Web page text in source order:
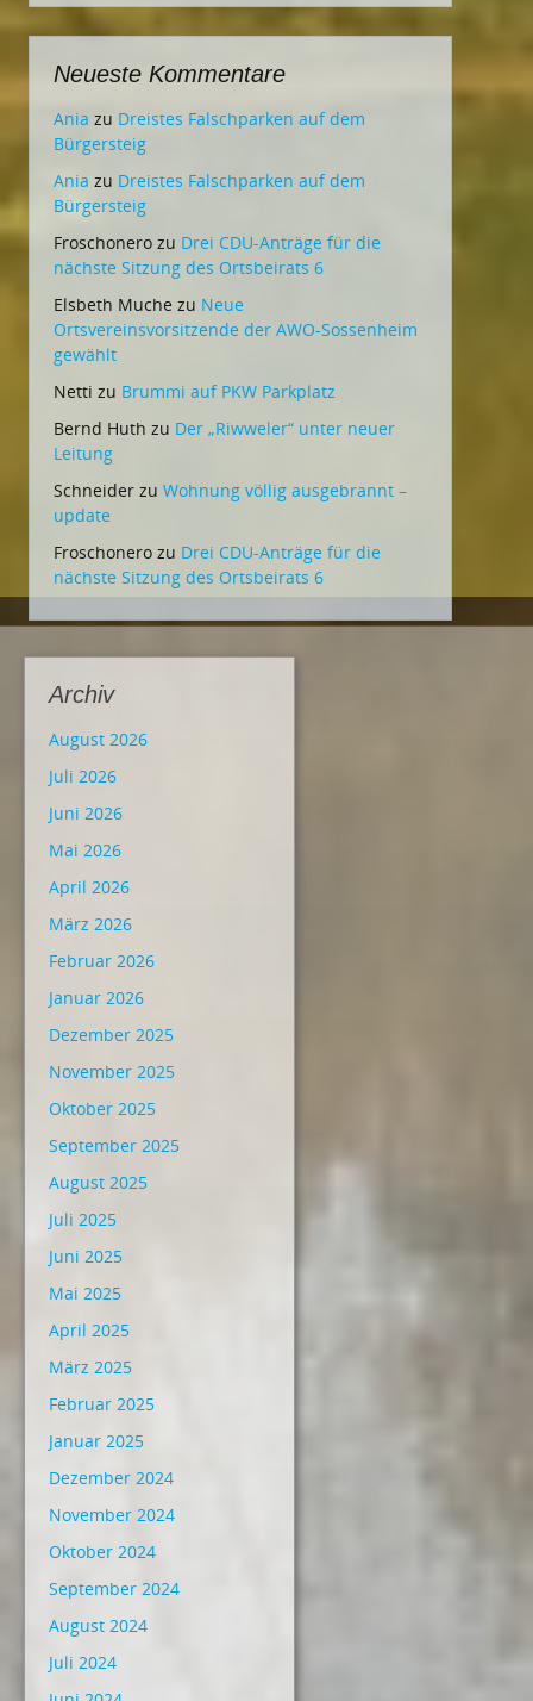
Neueste Kommentare
Ania zu Dreistes Falschparken auf dem
Bürgersteig
Ania zu Dreistes Falschparken auf dem
Bürgersteig
Froschonero zu Drei CDU-Anträge für die
nächste Sitzung des Ortsbeirats 6
Elsbeth Muche zu Neue
Ortsvereinsvorsitzende der AWO-Sossenheim
gewählt
Netti zu Brummi auf PKW Parkplatz
Bernd Huth zu Der „Riwweler“ unter neuer
Leitung
Schneider zu Wohnung völlig ausgebrannt –
update
Froschonero zu Drei CDU-Anträge für die
nächste Sitzung des Ortsbeirats 6
Archiv
August 2026
Juli 2026
Juni 2026
Mai 2026
April 2026
März 2026
Februar 2026
Januar 2026
Dezember 2025
November 2025
Oktober 2025
September 2025
August 2025
Juli 2025
Juni 2025
Mai 2025
April 2025
März 2025
Februar 2025
Januar 2025
Dezember 2024
November 2024
Oktober 2024
September 2024
August 2024
Juli 2024